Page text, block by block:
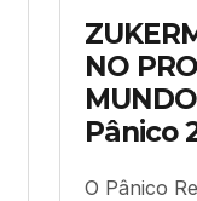
NO
Pânico
O Pânico